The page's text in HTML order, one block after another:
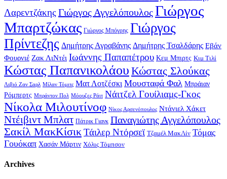
Λαρεντζάκης Γιώργος ΑγγελόπουλοςΓιώργος
Μπαρτζώκας Γιώργος Μπόγρης Γιώργος
Πρίντεζης Δημήτρης Αγραβάνης Δημήτρης Τσαλδάρης Εβάν
Φουρνιέ Ζακ ΛιΝτέι Ιωάννης Παπαπέτρου Κεμ Μπιρτς Κιμ Τιλί
Κώστας Παπανικολάου Κώστας Σλούκας
Λιβιό Ζαν Σαρλ Μίλαν Τόμιτς Ματ Λοτζέσκι Μουσταφά Φαλ Μπράιαν
Ρόμπερτς Μπράντον Πολ Μόουζες Ράιτ Νάιτζελ Γουίλιαμς-Γκος
Νίκολα Μιλουτίνοφ Νίκος Αρσενόπουλος Ντάνιελ Χάκετ
Ντέιβιντ Μπλατ Πάτρικ Γιανκ Παναγιώτης Αγγελόπουλος
Σακίλ ΜακΚίσικΤάιλερ Ντόρσεϊ Τζαμέλ ΜακΛίν Τόμας
Γουόκαπ Χασάν Μάρτιν Χόλις Τόμπσον
Archives